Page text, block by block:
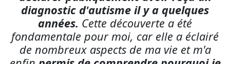
me sentais si souvent déconnectée dans
diverses situations.Ce diagnostic m'a
apporté des réponses que je cherchais
depuis longtemps et fait désormais partie